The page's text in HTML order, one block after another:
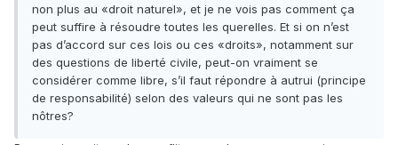
non plus au «droit naturel», et je ne vois pas comment ça
peut suffire à résoudre toutes les querelles. Et si on n’est
pas d’accord sur ces lois ou ces «droits», notamment sur
des questions de liberté civile, peut-on vraiment se
considérer comme libre, s’il faut répondre à autrui (principe
de responsabilité) selon des valeurs qui ne sont pas les
nôtres?